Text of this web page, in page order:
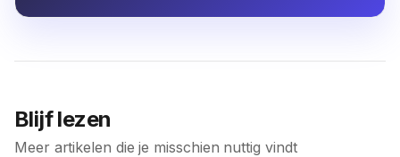
Blijf lezen
Meer artikelen die je misschien nuttig vindt